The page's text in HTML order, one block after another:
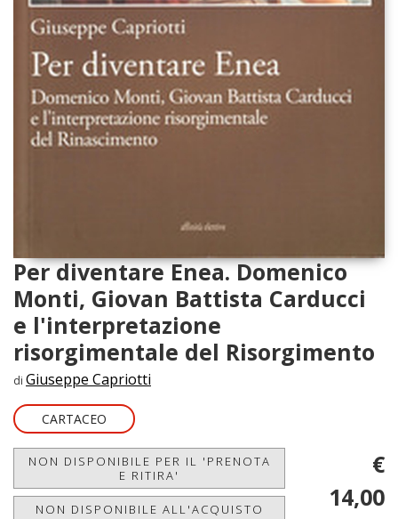
Per diventare Enea. Domenico
Monti, Giovan Battista Carducci
e l'interpretazione
risorgimentale del Risorgimento
di Giuseppe Capriotti
CARTACEO
NON DISPONIBILE PER IL 'PRENOTA
E RITIRA'
NON DISPONIBILE ALL'ACQUISTO
€
14,00